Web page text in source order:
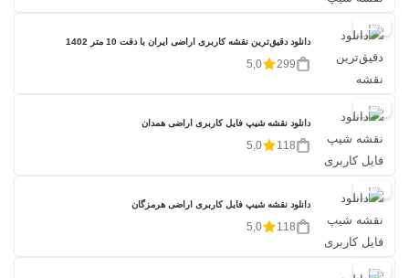
20%
دانلود دقیق‌ترین نقشه کاربری اراضی ایران با دقت 10 متر 1402
299
5,0
20%
دانلود نقشه شیپ فایل کاربری اراضی همدان
118
5,0
20%
دانلود نقشه شیپ فایل کاربری اراضی هرمزگان
118
5,0
20%